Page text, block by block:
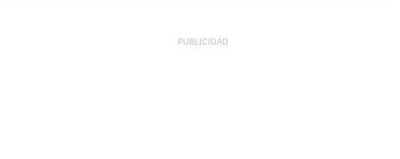
PUBLICIDAD